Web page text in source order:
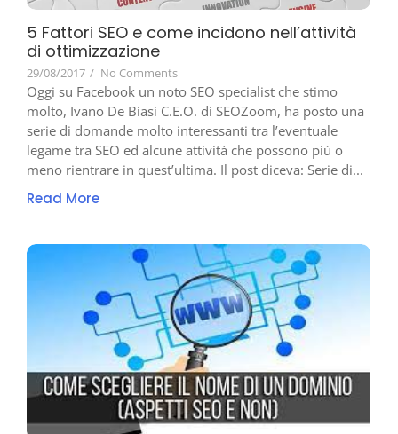
5 Fattori SEO e come incidono nell’attività
di ottimizzazione
29/08/2017 / No Comments
Oggi su Facebook un noto SEO specialist che stimo
molto, Ivano De Biasi C.E.O. di SEOZoom, ha posto una
serie di domande molto interessanti tra l’eventuale
legame tra SEO ed alcune attività che possono più o
meno rientrare in quest’ultima. Il post diceva: Serie di...
Read More